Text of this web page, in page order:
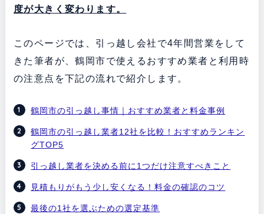
度が大きく変わります。
このページでは、引っ越し会社で4年間営業をして
きた筆者が、鶴岡市で使えるおすすめ業者と利用時
の注意点を下記の流れで紹介します。
鶴岡市の引っ越し事情｜おすすめ業者と料金事例
鶴岡市の引っ越し業者12社を比較！おすすめランキン
グTOP5
引っ越し業者を決める前に1つだけ注意すべきこと
見積もりがもう少し安くなる！料金の確認のコツ
最後の1社を選ぶための選定基準